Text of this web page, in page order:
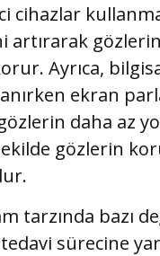
cihazlar
artırarak
Ayrıca,
ekran
daha az
gözlerin
tarzında bazı
sürecine